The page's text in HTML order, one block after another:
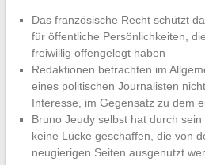
Das französische Recht schützt
für öffentliche Persönlichkeiten,
freiwillig offengelegt haben
Redaktionen betrachten im
eines politischen Journalisten
Interesse, im Gegensatz zu dem
Bruno Jeudy selbst hat durch
keine Lücke geschaffen, die von
neugierigen Seiten ausgenutzt